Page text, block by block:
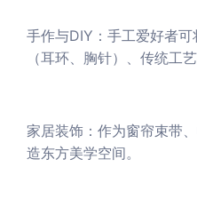
手作与DIY：手工爱好者
（耳环、胸针）、传统工
家居装饰：作为窗帘束带
造东方美学空间。